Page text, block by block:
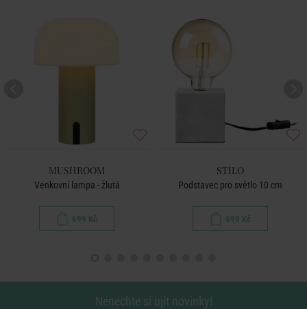
MUSHROOM
Venkovní lampa - žlutá
699 Kč
STILO
Podstavec pro světlo 10 cm
699 Kč
Nenechte si ujít novinky!